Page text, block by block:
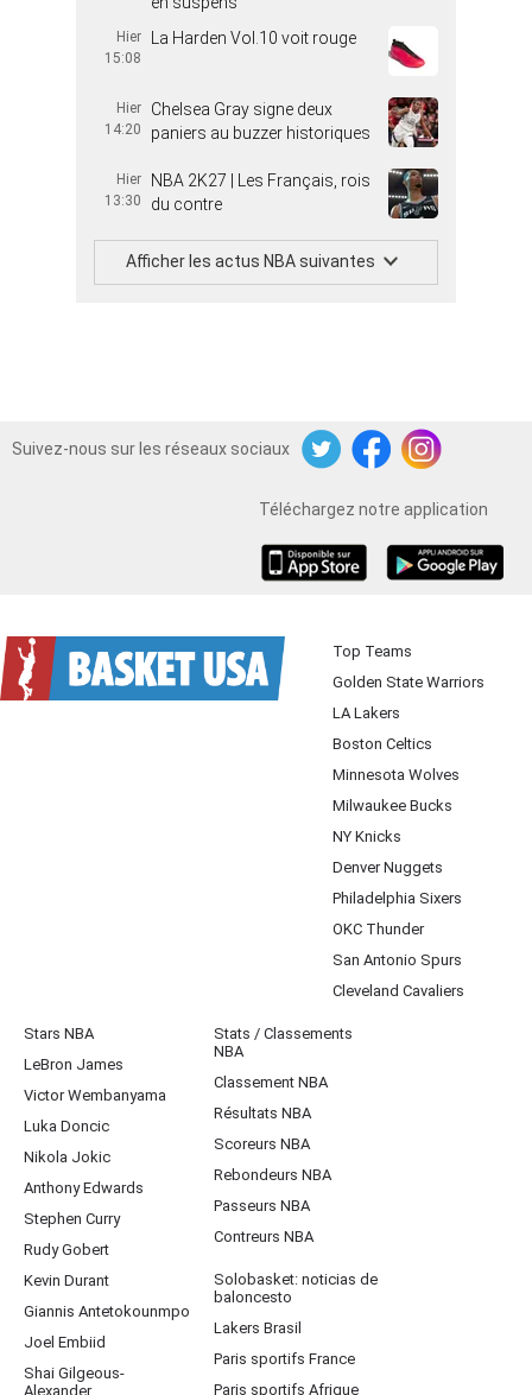
Hier
15:08
La Harden Vol.10 voit rouge
Hier
14:20
Chelsea Gray signe deux
paniers au buzzer historiques
Hier
13:30
NBA 2K27 | Les Français, rois
du contre
Afficher les actus NBA suivantes
Suivez-nous sur les réseaux sociaux
TwitterFacebookInstagram
Téléchargez notre application
Top Teams
Golden State Warriors
LA Lakers
Boston Celtics
Minnesota Wolves
Milwaukee Bucks
NY Knicks
Denver Nuggets
Philadelphia Sixers
OKC Thunder
San Antonio Spurs
Cleveland Cavaliers
Stars NBA
LeBron James
Victor Wembanyama
Luka Doncic
Nikola Jokic
Anthony Edwards
Stephen Curry
Rudy Gobert
Kevin Durant
Giannis Antetokounmpo
Joel Embiid
Shai Gilgeous-
Alexander
Stats / Classements
NBA
Classement NBA
Résultats NBA
Scoreurs NBA
Rebondeurs NBA
Passeurs NBA
Contreurs NBA
Solobasket: noticias de
baloncesto
Lakers Brasil
Paris sportifs France
Paris sportifs Afrique